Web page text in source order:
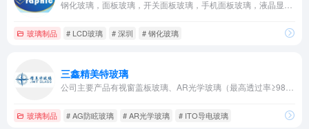
玻璃制品 # LCD玻璃 # 深圳 # 钢化玻璃
三鑫精美特玻璃
玻璃制品 # AG防眩玻璃 # AR光学玻璃 # ITO导电玻璃